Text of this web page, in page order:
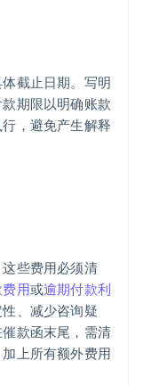
截止日期。写明
期限以明确账款
，避免产生解释
些费用必须清
用或逾期付款利
、减少咨询疑
款函末尾，需清
上所有额外费用